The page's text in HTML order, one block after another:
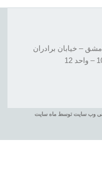
– خیابان برادران